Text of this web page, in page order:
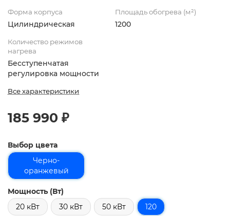
Форма корпуса
Цилиндрическая
Площадь обогрева (м²)
1200
Количество режимов
нагрева
Бесступенчатая
регулировка мощности
Все характеристики
185 990 ₽
Выбор цвета
Черно-
оранжевый
Мощность (Вт)
20 кВт
30 кВт 50 кВт 120